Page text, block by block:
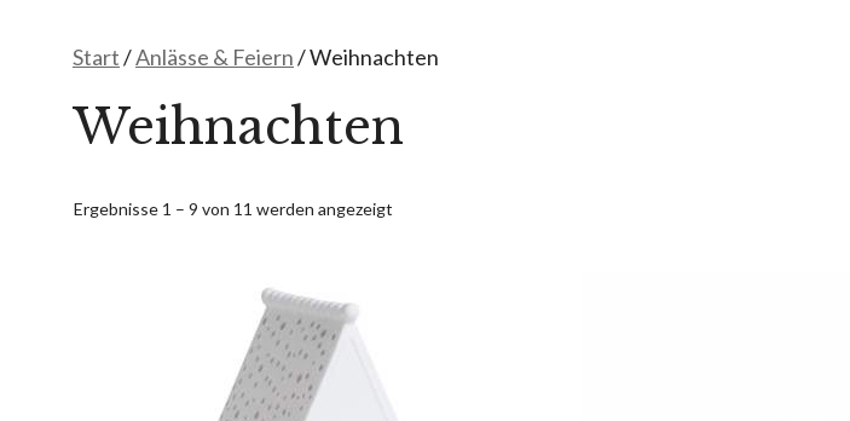
Start/Anlässe & Feiern/ Weihnachten
Weihnachten
Ergebnisse 1 – 9 von 11 werden angezeigt